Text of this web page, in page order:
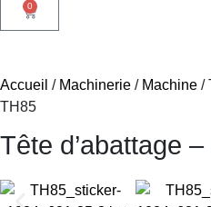
0
Accueil / Machinerie / Machine /
TH85
Tête d’abattage